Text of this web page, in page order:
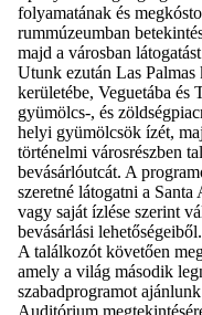
folyamatának és
rummúzeumban
majd a városban
Utunk ezután Las Palmas
kerületébe, Veguetába és
gyümölcs-, és
helyi gyümölcsök ízét,
történelmi városrészben
bevásárlóutcát. A
szeretné látogatni a
vagy saját ízlése szerint
bevásárlási lehetőségeiből.
A találkozót követően
amely a világ második
szabadprogramot
Auditórium